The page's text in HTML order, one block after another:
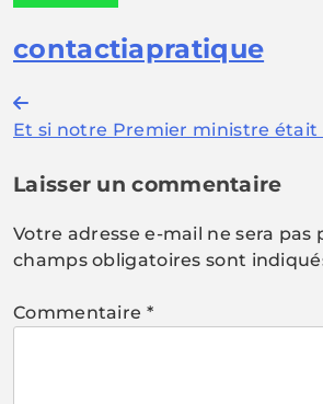
contactiapratique
Navigation
de
l’article
Et si notre Premier ministre était
Laisser un commentaire
Votre adresse e-mail ne sera pas
champs obligatoires sont
Commentaire *